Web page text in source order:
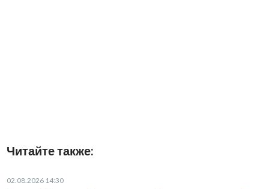
Читайте также:
02.08.2026 14:30